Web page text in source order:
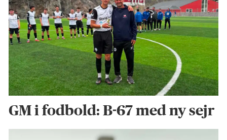
GM i fodbold: B-67 med ny sejr